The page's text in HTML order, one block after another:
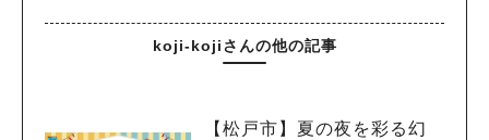
koji-kojiさんの他の記事
【松戸市】夏の夜を彩る幻